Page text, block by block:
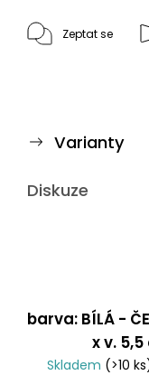
Zeptat se
Varianty
Diskuze
barva: BÍLÁ -
x v.
Skladem (>10